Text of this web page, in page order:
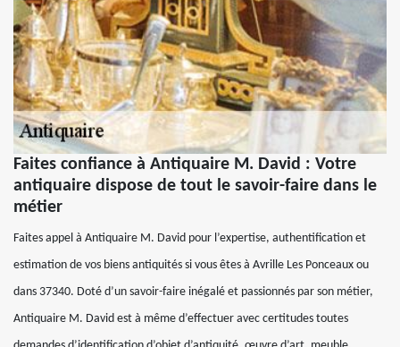
Faites confiance à Antiquaire M. David : Votre
antiquaire dispose de tout le savoir-faire dans le
métier
Faites appel à Antiquaire M. David pour l’expertise, authentification et
estimation de vos biens antiquités si vous êtes à Avrille Les Ponceaux ou
dans 37340. Doté d’un savoir-faire inégalé et passionnés par son métier,
Antiquaire M. David est à même d’effectuer avec certitudes toutes